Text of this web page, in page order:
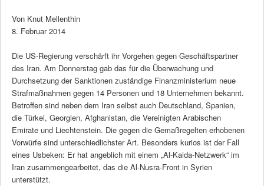
Von Knut Mellenthin
8. Februar 2014
Die US-Regierung verschärft ihr Vorgehen gegen Geschäftspartner
des Iran. Am Donnerstag gab das für die Überwachung und
Durchsetzung der Sanktionen zuständige Finanzministerium neue
Strafmaßnahmen gegen 14 Personen und 18 Unternehmen bekannt.
Betroffen sind neben dem Iran selbst auch Deutschland, Spanien,
die Türkei, Georgien, Afghanistan, die Vereinigten Arabischen
Emirate und Liechtenstein. Die gegen die Gemaßregelten erhobenen
Vorwürfe sind unterschiedlichster Art. Besonders kurios ist der Fall
eines Usbeken: Er hat angeblich mit einem „Al-Kaida-Netzwerk“ im
Iran zusammengearbeitet, das die Al-Nusra-Front in Syrien
unterstützt.